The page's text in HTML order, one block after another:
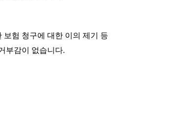
험 청구에 대한 이의 제기 등
부감이 없습니다.